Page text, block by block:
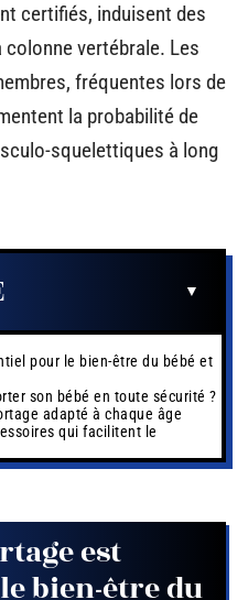
certifiés, induisent des
vertébrale. Les
fréquentes lors de
la probabilité de
squelettiques à long
pour le bien-être du bébé et
son bébé en toute sécurité ?
adapté à chaque âge
qui facilitent le
est
bien-être du